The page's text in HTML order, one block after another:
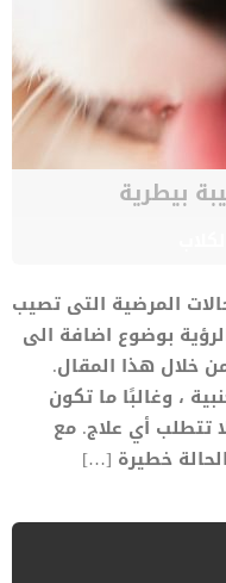
بيطرية
المرضية التى تصيب
بوضوع اضافة الى
خلال هذا المقال.
، وغالبًا ما تكون
تتطلب أي علاج. مع
خطيرة […]